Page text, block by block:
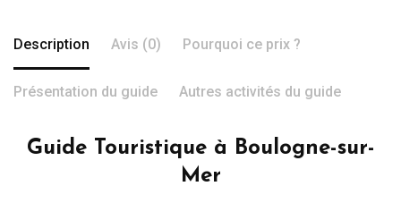
Description Avis (0) Pourquoi ce prix ?
Présentation du guide Autres activités du guide
Guide Touristique à Boulogne-sur-
Mer